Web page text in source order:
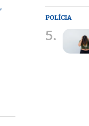
POLÍCIA
5.